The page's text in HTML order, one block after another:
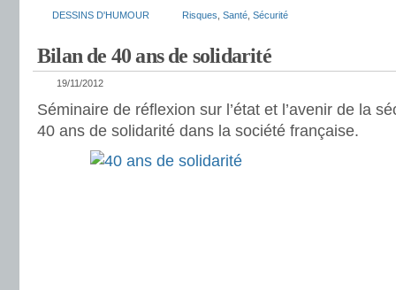
DESSINS D'HUMOUR Risques Santé Sécurité
Bilan de 40 ans de solidarité
19/11/2012
Séminaire de réflexion sur l’état et l’avenir de la
40 ans de solidarité dans la société française.